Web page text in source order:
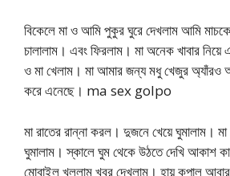
বিকেলে মা ও আমি পুকুর ঘুরে দেখলাম আমি মাচকে
চালালাম। এবং ফিরলাম। মা অনেক খাবার
ও মা খেলাম। মা আমার জন্য মধু খেজুর অ্যাঁরও
করে এনেছে। ma sex golpo
মা রাতের রান্না করল। দুজনে খেয়ে ঘুমালাম। মা
ঘুমালাম। স্কালে ঘুম থেকে উঠতে দেখি আকাশ
মোবাইল খুললাম খবর দেখলাম। হায় কপাল